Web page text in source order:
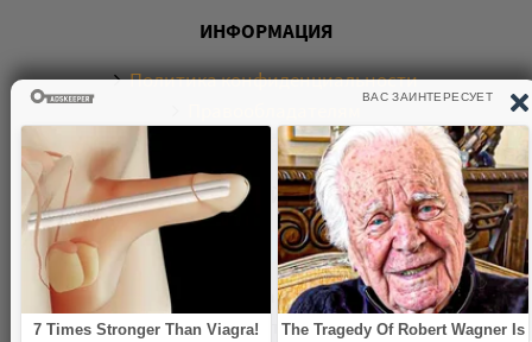
ИНФОРМАЦИЯ
Политика конфиденциальности
Обратная связь
О САЙТЕ
Электронная библиотека аудиокниг. Более 20000
аудиокниг в хорошем качестве. Слушайте аудиокниги